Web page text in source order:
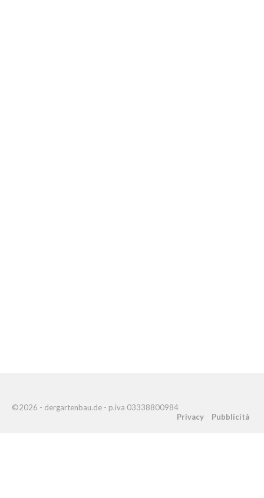
©2026 - dergartenbau.de - p.iva 03338800984
Privacy
Pubblicità